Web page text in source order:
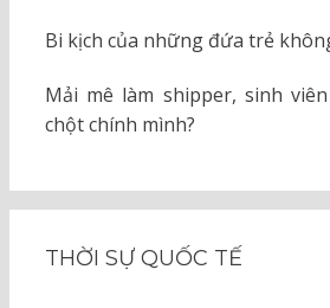
Bi kịch của những đứa trẻ
Mải mê làm shipper, sinh
chột chính mình?
THỜI SỰ QUỐC TẾ